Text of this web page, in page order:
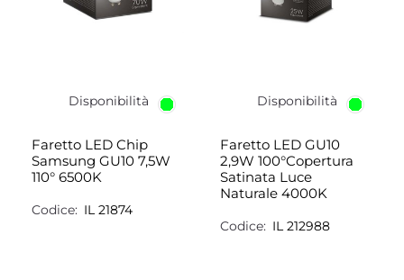
Disponibilità
Faretto LED Chip
Samsung GU10 7,5W
110° 6500K
Codice: IL 21874
Disponibilità
Faretto LED GU10
2,9W 100°Copertura
Satinata Luce
Naturale 4000K
Codice: IL 212988